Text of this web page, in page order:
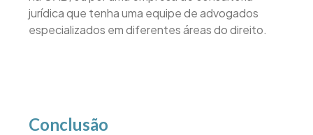
jurídica que tenha uma equipe de advogados
especializados em diferentes áreas do direito.
Conclusão